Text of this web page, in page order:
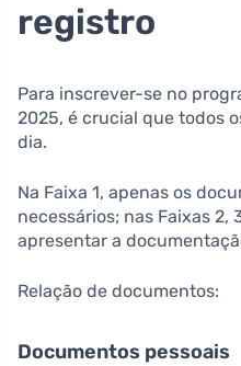
registro
Para inscrever-se no
2025, é crucial que todos
dia.
Na Faixa 1, apenas os
necessários; nas Faixas 2,
apresentar a
Relação de documentos:
Documentos pessoais